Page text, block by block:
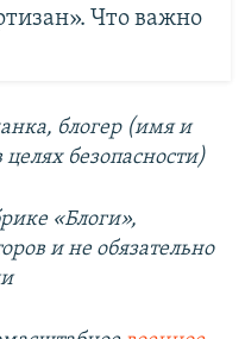
Что важно
блогер (имя и
безопасности)
«Блоги»,
и не обязательно